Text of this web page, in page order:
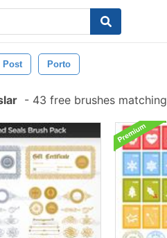
Post Porto
- 43 free brushes matching